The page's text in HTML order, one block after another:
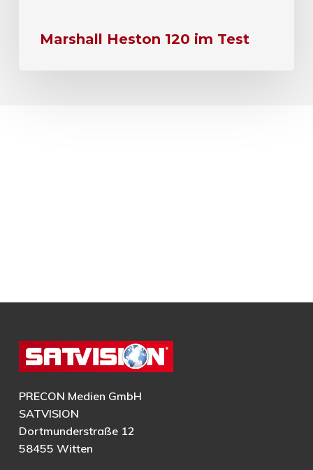
Marshall Heston 120 im Test
PRECON Medien GmbH
SATVISION
Dortmunderstraße 12
58455 Witten